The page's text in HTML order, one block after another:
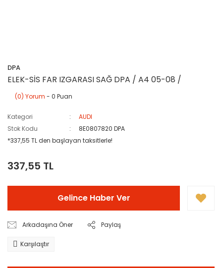
DPA
ELEK-SİS FAR IZGARASI SAĞ DPA / A4 05-08 /
(0) Yorum - 0 Puan
Kategori
AUDI
Stok Kodu
8E0807820 DPA
*337,55 TL den başlayan taksitlerle!
337,55 TL
Gelince Haber Ver
Arkadaşına Öner Paylaş
Karşılaştır